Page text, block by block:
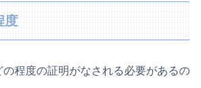
度
程度の証明がなされる必要があるの